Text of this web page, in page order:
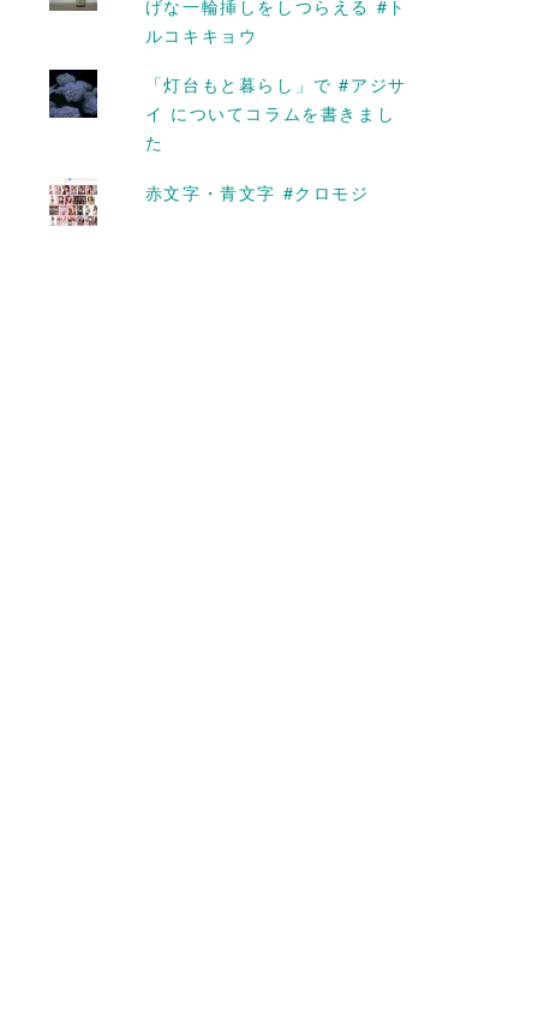
げな一輪挿しをしつらえる #ト
ルコキキョウ
「灯台もと暮らし」で #アジサ
イ についてコラムを書きまし
た
赤文字・青文字 #クロモジ